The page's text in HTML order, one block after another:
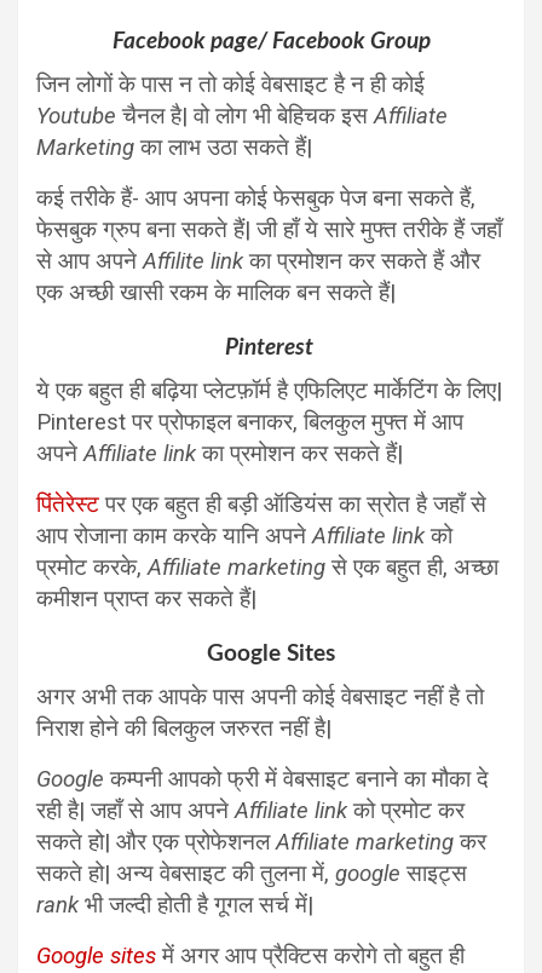
Facebook page/ Facebook Group
जिन लोगों के पास न तो कोई वेबसाइट है न ही कोई
Youtube चैनल है| वो लोग भी बेहिचक इसAffiliate
Marketingका लाभ उठा सकते हैं|
कई तरीके हैं- आप अपना कोई फेसबुक पेज बना सकते हैं,
फेसबुक ग्रुप बना सकते हैं| जी हाँ ये सारे मुफ्त तरीके हैं जहाँ
से आप अपनेAffilite linkका प्रमोशन कर सकते हैं और
एक अच्छी खासी रकम के मालिक बन सकते हैं|
Pinterest
ये एक बहुत ही बढ़िया प्लेटफ़ॉर्म है एफिलिएट मार्केटिंग के लिए|
Pinterest पर प्रोफाइल बनाकर, बिलकुल मुफ्त में आप
अपनेAffiliate linkका प्रमोशन कर सकते हैं|
पिंतेरेस्टपर एक बहुत ही बड़ी ऑडियंस का स्रोत है जहाँ से
आप रोजाना काम करके यानि अपनेAffiliate linkको
प्रमोट करके,Affiliate marketingसे एक बहुत ही, अच्छा
कमीशन प्राप्त कर सकते हैं|
Google Sites
अगर अभी तक आपके पास अपनी कोई वेबसाइट नहीं है तो
निराश होने की बिलकुल जरुरत नहीं है|
Google कम्पनी आपको फ्री में वेबसाइट बनाने का मौका दे
रही है| जहाँ से आप अपनेAffiliate linkको प्रमोट कर
सकते हो| और एक प्रोफेशनलAffiliate marketingकर
सकते हो| अन्य वेबसाइट की तुलना में, google साइट्स
rankभी जल्दी होती है गूगल सर्च में|
Google sitesमें अगर आप प्रैक्टिस करोगे तो बहुत ही